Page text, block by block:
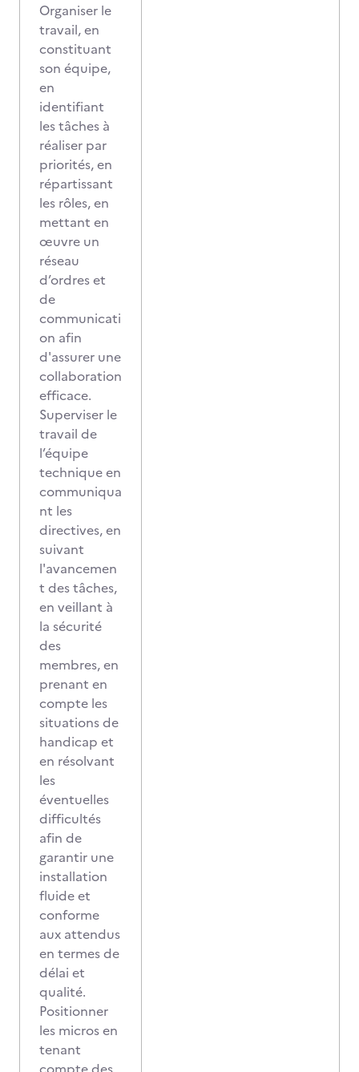
Organiser le
travail, en
constituant
son équipe,
en
identifiant
les tâches à
réaliser par
priorités, en
répartissant
les rôles, en
mettant en
œuvre un
réseau
d’ordres et
de
communicati
on afin
d'assurer une
collaboration
efficace.
Superviser le
travail de
l’équipe
technique en
communiqua
nt les
directives, en
suivant
l'avancemen
t des tâches,
en veillant à
la sécurité
des
membres, en
prenant en
compte les
situations de
handicap et
en résolvant
les
éventuelles
difficultés
afin de
garantir une
installation
fluide et
conforme
aux attendus
en termes de
délai et
qualité.
Positionner
les micros en
tenant